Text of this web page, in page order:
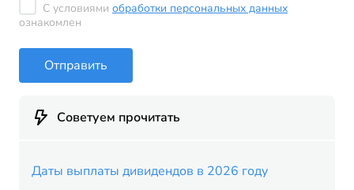
С условиями обработки персональных данных
ознакомлен
Отправить
Советуем прочитать
Даты выплаты дивидендов в 2026 году